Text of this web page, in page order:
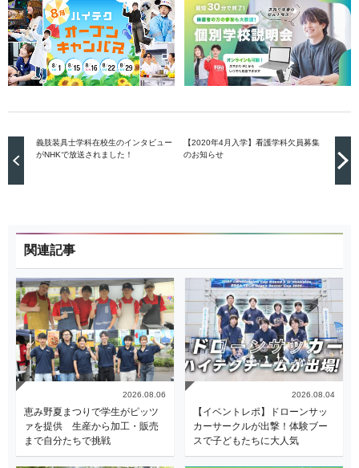
義肢装具士学科在校生のインタビュー
がNHKで放送されました！
【2020年4月入学】看護学科欠員募集
のお知らせ
関連記事
2026.08.06
恵み野夏まつりで学生がピッツ
ァを提供 生産から加工・販売
まで自分たちで挑戦
2026.08.04
【イベントレポ】ドローンサッ
カーサークルが出撃！体験ブー
スで子どもたちに大人気